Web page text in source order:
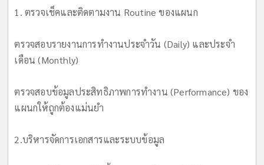
1. ตรวจเช็คและติดตามงาน Routine ของแผนก
ตรวจสอบรายงานการทำงานประจำวัน (Daily) และประจำ
เดือน (Monthly)
ตรวจสอบข้อมูลประสิทธิภาพการทำงาน (Performance) ของ
แผนกให้ถูกต้องแม่นยำ
2.บริหารจัดการเอกสารและระบบข้อมูล